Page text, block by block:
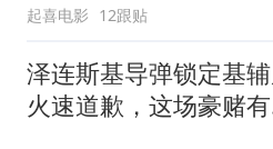
起喜电影 12跟贴
泽连斯基导弹锁定基
火速道歉，这场豪赌有